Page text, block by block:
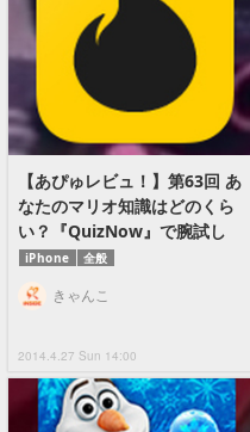
【あぴゅレビュ！】第63回 あ
なたのマリオ知識はどのくら
い？『QuizNow』で腕試し
iPhone 全般
2014.4.27 Sun 14:00
きゃんこ